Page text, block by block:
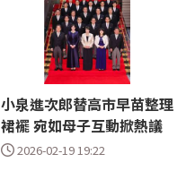
小泉進次郎替高市早苗整理
裙襬 宛如母子互動掀熱議
2026-02-19 19:22